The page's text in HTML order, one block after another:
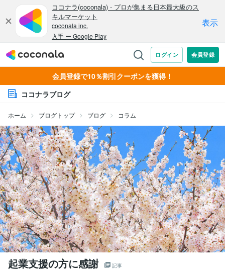
会員登録で10％割引クーポンを獲得！
ココナラブログ
ホーム ブログトップ ブログ コラム
起業支援の方に感謝 記事